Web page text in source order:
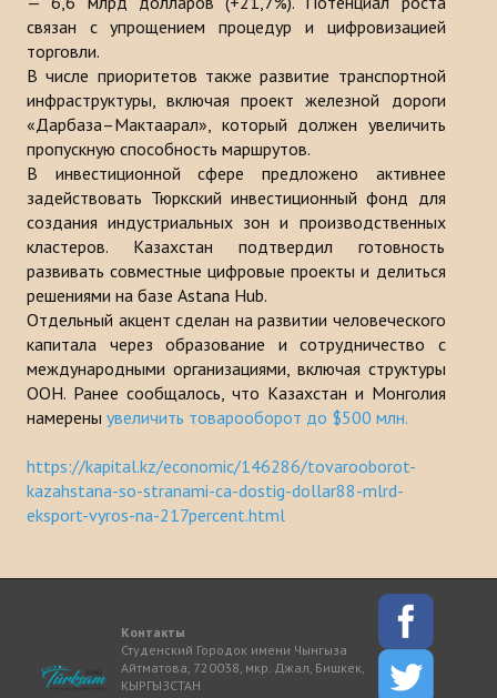
КОНТАКТЫ
связан с упрощением процедур и цифровизацией
торговли.
В числе приоритетов также развитие транспортной
инфраструктуры, включая проект железной дороги
«Дарбаза–Мактаарал», который должен увеличить
пропускную способность маршрутов.
В инвестиционной сфере предложено активнее
задействовать Тюркский инвестиционный фонд для
создания индустриальных зон и производственных
кластеров. Казахстан подтвердил готовность
развивать совместные цифровые проекты и делиться
решениями на базе Astana Hub.
Отдельный акцент сделан на развитии человеческого
капитала через образование и сотрудничество с
международными организациями, включая структуры
ООН. Ранее сообщалось, что Казахстан и Монголия
намерены увеличить товарооборот до $500 млн.
https://kapital.kz/economic/146286/tovarooborot-
kazahstana-so-stranami-ca-dostig-dollar88-mlrd-
eksport-vyros-na-217percent.html
Контакты
Студенский Городок имени Чынгыза
Айтматова, 720038, мкр. Джал, Бишкек,
КЫРГЫЗСТАН